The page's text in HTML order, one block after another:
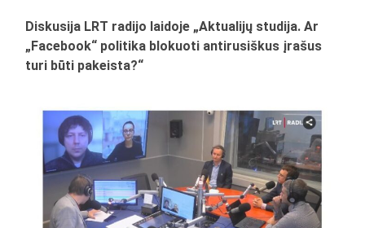
Diskusija LRT radijo laidoje „Aktualijų studija. Ar
„Facebook“ politika blokuoti antirusiškus įrašus
turi būti pakeista?“